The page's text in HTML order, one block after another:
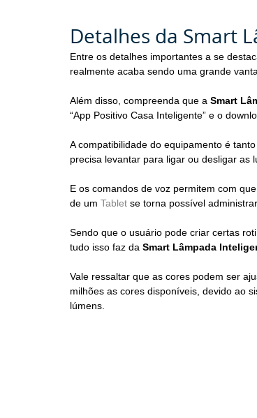
Detalhes da Smart
Entre os detalhes importantes a se
realmente acaba sendo uma grande
Além disso, compreenda que a Smart
“App Positivo Casa Inteligente” e o
A compatibilidade do equipamento é
precisa levantar para ligar ou desligar as
E os comandos de voz permitem com
de um Tablet se torna possível
Sendo que o usuário pode criar certas
tudo isso faz da Smart Lâmpada
Vale ressaltar que as cores podem ser
milhões as cores disponíveis, devido ao
lúmens.